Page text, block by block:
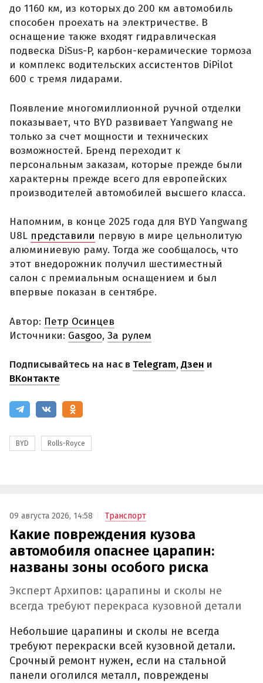
до 1160 км, из которых до 200 км автомобиль
способен проехать на электричестве. В
оснащение также входят гидравлическая
подвеска DiSus-P, карбон-керамические тормоза
и комплекс водительских ассистентов DiPilot
600 с тремя лидарами.
Появление многомиллионной ручной отделки
показывает, что BYD развивает Yangwang не
только за счет мощности и технических
возможностей. Бренд переходит к
персональным заказам, которые прежде были
характерны прежде всего для европейских
производителей автомобилей высшего класса.
Напомним, в конце 2025 года для BYD Yangwang
U8L представили первую в мире цельнолитую
алюминиевую раму. Тогда же сообщалось, что
этот внедорожник получил шестиместный
салон с премиальным оснащением и был
впервые показан в сентябре.
Автор: Петр Осинцев
Источники: Gasgoo, За рулем
Подписывайтесь на нас в Telegram,Дзен и
ВКонтакте
BYD Rolls-Royce
09 августа 2026, 14:58 Транспорт
Какие повреждения кузова
автомобиля опаснее царапин:
названы зоны особого риска
Эксперт Архипов: царапины и сколы не
всегда требуют перекраса кузовной детали
Небольшие царапины и сколы не всегда
требуют перекраски всей кузовной детали.
Срочный ремонт нужен, если на стальной
панели оголился металл, повреждены